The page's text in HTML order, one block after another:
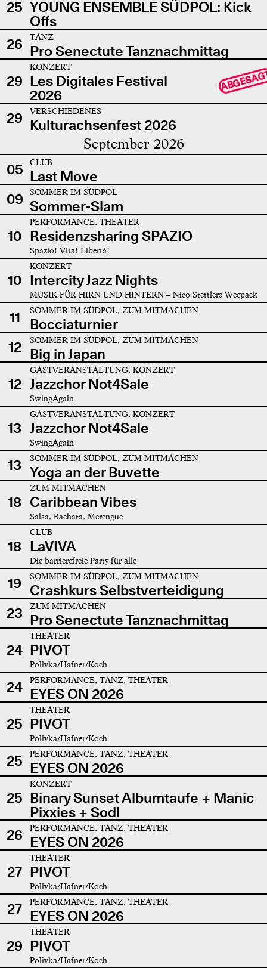
25 YOUNG ENSEMBLE SÜDPOL: Kick
Offs
26
TANZ
Pro Senectute Tanznachmittag
29
KONZERT
Les Digitales Festival
2026
29 VERSCHIEDENES
Kulturachsenfest 2026
September 2026
05 CLUB
Last Move
09
SOMMER IM SÜDPOL
Sommer-Slam
10
PERFORMANCE, THEATER
Residenzsharing SPAZIO
Spazio! Vita! Libertà!
10
KONZERT
Intercity Jazz Nights
MUSIK FÜR HIRN UND HINTERN – Nico Stettlers Weepack
11 SOMMER IM SÜDPOL, ZUM MITMACHEN
Bocciaturnier
12
SOMMER IM SÜDPOL, ZUM MITMACHEN
Big in Japan
12
GASTVERANSTALTUNG, KONZERT
Jazzchor Not4Sale
SwingAgain
13
GASTVERANSTALTUNG, KONZERT
Jazzchor Not4Sale
SwingAgain
13 SOMMER IM SÜDPOL, ZUM MITMACHEN
Yoga an der Buvette
18
ZUM MITMACHEN
Caribbean Vibes
Salsa, Bachata, Merengue
18
CLUB
LaVIVA
Die barrierefreie Party für alle
19 SOMMER IM SÜDPOL, ZUM MITMACHEN
Crashkurs Selbstverteidigung
23
ZUM MITMACHEN
Pro Senectute Tanznachmittag
24
THEATER
PIVOT
Polivka/Hafner/Koch
24 PERFORMANCE, TANZ, THEATER
EYES ON 2026
25
THEATER
PIVOT
Polivka/Hafner/Koch
25 PERFORMANCE, TANZ, THEATER
EYES ON 2026
25
KONZERT
Binary Sunset Albumtaufe + Manic
Pixxies + Sodl
26
PERFORMANCE, TANZ, THEATER
EYES ON 2026
27
THEATER
PIVOT
Polivka/Hafner/Koch
27 PERFORMANCE, TANZ, THEATER
EYES ON 2026
29
THEATER
PIVOT
Polivka/Hafner/Koch